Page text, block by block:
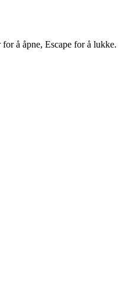
å åpne, Escape for å lukke.